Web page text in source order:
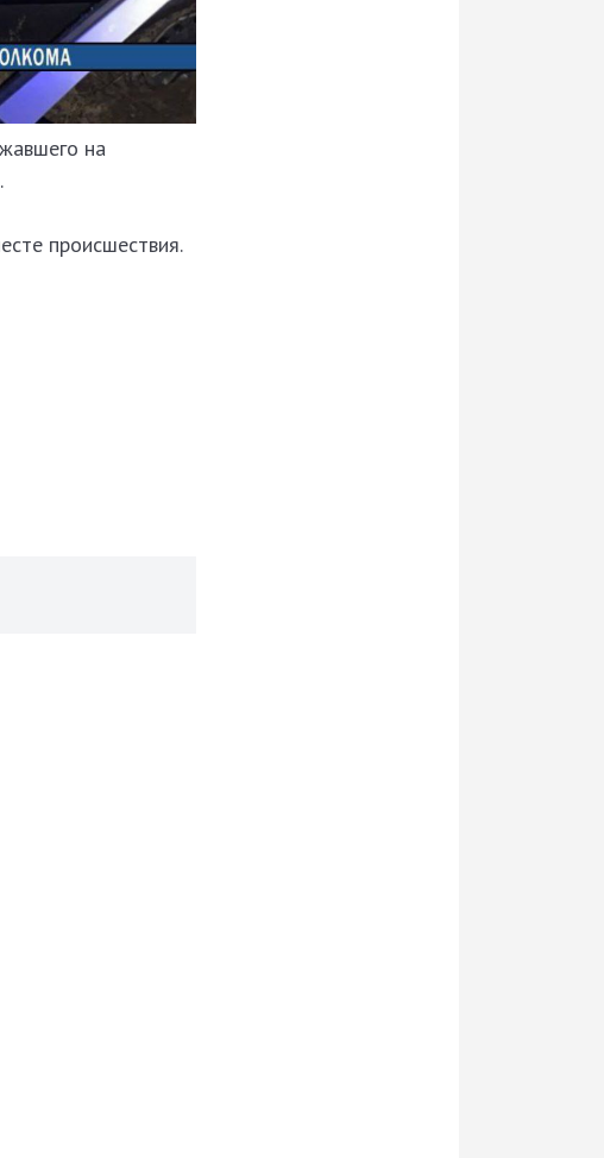
на
происшествия.